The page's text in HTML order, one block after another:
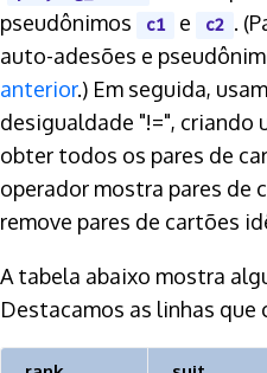
pseudônimos
c1 e c2 .
auto-adesões e
anterior.) Em seguida,
desigualdade "!=", criando
obter todos os pares de
operador mostra pares de
remove pares de cartões
A tabela abaixo mostra
Destacamos as linhas